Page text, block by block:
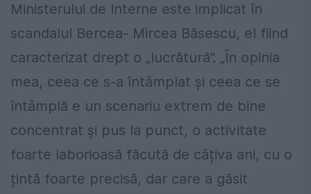
Ministerului de Interne este implicat în
scandalul Bercea- Mircea Băsescu, el fiind
caracterizat drept o „lucrătură”. „În opinia
mea, ceea ce s-a întâmplat și ceea ce se
întâmplă e un scenariu extrem de bine
concentrat și pus la punct, o activitate
foarte laborioasă făcută de câțiva ani, cu o
țintă foarte precisă, dar care a găsit